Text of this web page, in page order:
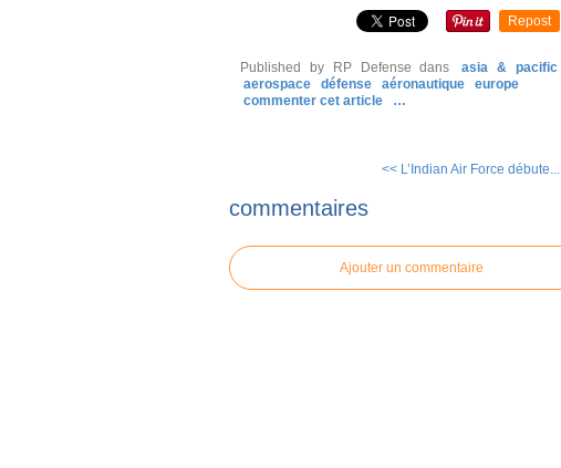
Repost
Published by RP Defense dans asia & pacific
aerospace
défense aéronautique
europe
commenter cet article
…
<< L’Indian Air Force débute...
commentaires
Ajouter un commentaire